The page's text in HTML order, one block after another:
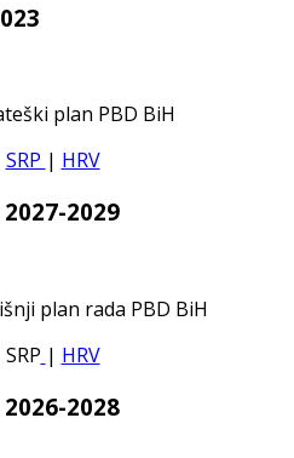
plan PBD BiH
SRP | HRV
2029
plan rada PBD BiH
| HRV
2028